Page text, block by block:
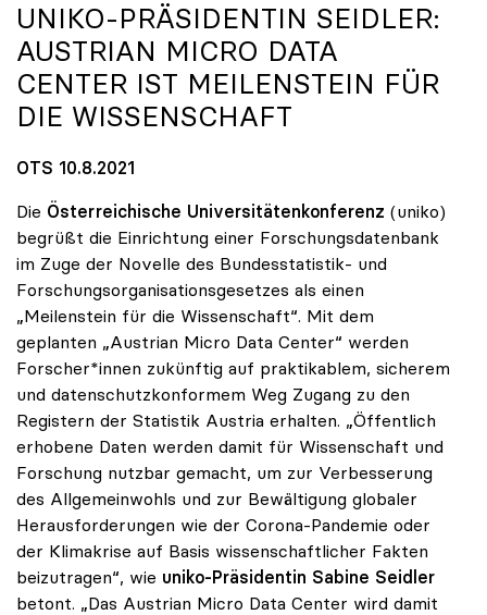
UNIKO-PRÄSIDENTIN SEIDLER:
AUSTRIAN MICRO DATA
CENTER IST MEILENSTEIN FÜR
DIE WISSENSCHAFT
OTS 10.8.2021
Die Österreichische Universitätenkonferenz (uniko)
begrüßt die Einrichtung einer Forschungsdatenbank
im Zuge der Novelle des Bundesstatistik- und
Forschungsorganisationsgesetzes als einen
„Meilenstein für die Wissenschaft“. Mit dem
geplanten „Austrian Micro Data Center“ werden
Forscher*innen zukünftig auf praktikablem, sicherem
und datenschutzkonformem Weg Zugang zu den
Registern der Statistik Austria erhalten. „Öffentlich
erhobene Daten werden damit für Wissenschaft und
Forschung nutzbar gemacht, um zur Verbesserung
des Allgemeinwohls und zur Bewältigung globaler
Herausforderungen wie der Corona-Pandemie oder
der Klimakrise auf Basis wissenschaftlicher Fakten
beizutragen“, wie uniko-Präsidentin Sabine Seidler
betont. „Das Austrian Micro Data Center wird damit